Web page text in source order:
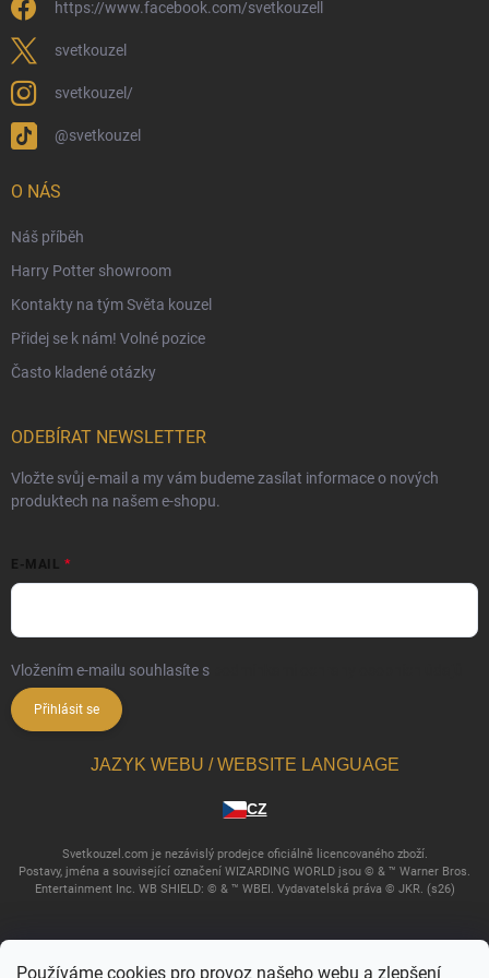
Používáme cookies pro provoz našeho webu a zlepšení
Věrnostní program
Velkoobchod
Ekologické balení objednávek
Podmínky ochrany osobních údajů
Ochranné známky a autorská práva
https://www.facebook.com/svetkouzell
svetkouzel
svetkouzel/
@svetkouzel
O NÁS
Náš příběh
Harry Potter showroom
Kontakty na tým Světa kouzel
Přidej se k nám! Volné pozice
Často kladené otázky
ODEBÍRAT NEWSLETTER
Vložte svůj e-mail a my vám budeme zasílat informace o nových
produktech na našem e-shopu.
E-MAIL
Vložením e-mailu souhlasíte s
Přihlásit se
JAZYK WEBU / WEBSITE LANGUAGE
CZ
Svetkouzel.com je nezávislý prodejce oficiálně licencovaného zboží.
Postavy, jména a související označení WIZARDING WORLD jsou © & ™ Warner Bros.
Entertainment Inc. WB SHIELD: © & ™ WBEI. Vydavatelská práva © JKR. (s26)